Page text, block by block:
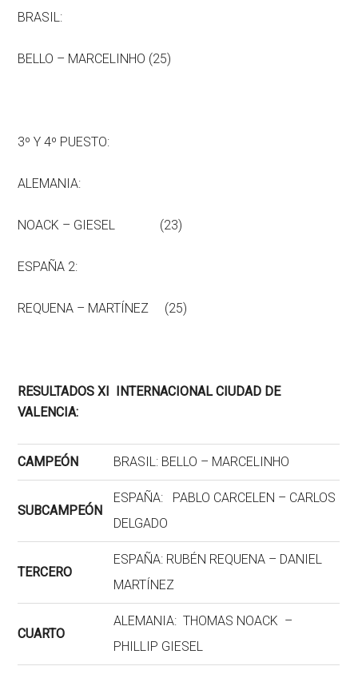
BRASIL:
BELLO – MARCELINHO (25)
3º Y 4º PUESTO:
ALEMANIA:
NOACK – GIESEL (23)
ESPAÑA 2:
REQUENA – MARTÍNEZ (25)
RESULTADOS XI INTERNACIONAL CIUDAD DE
VALENCIA:
CAMPEÓN BRASIL: BELLO – MARCELINHO
SUBCAMPEÓN
ESPAÑA: PABLO CARCELEN – CARLOS
DELGADO
TERCERO
ESPAÑA: RUBÉN REQUENA – DANIEL
MARTÍNEZ
CUARTO
ALEMANIA: THOMAS NOACK –
PHILLIP GIESEL